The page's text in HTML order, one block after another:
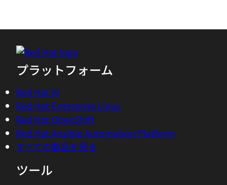
し、オプションの
します。
プラットフォーム
Red Hat AI
Red Hat Enterprise Linux
Red Hat OpenShift
Red Hat Ansible Automation Platform
すべての製品を見る
ツール